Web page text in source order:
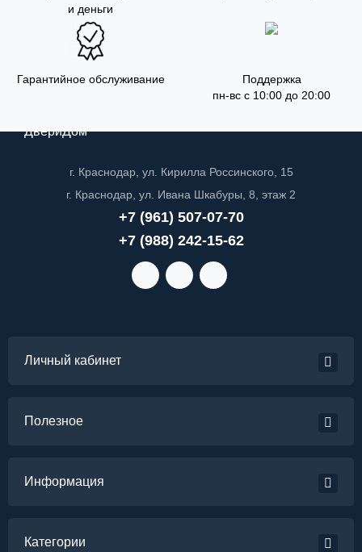
и деньги
Гарантийное обслуживание
Поддержка
пн-вс с 10:00 до 20:00
ДвериДом
г. Краснодар, ул. Кирилла Россинского, 15
г. Краснодар, ул. Ивана Шкабуры, 8, этаж 2
+7 (961) 507-07-70
+7 (988) 242-15-62
Личный кабинет
Полезное
Информация
Категории